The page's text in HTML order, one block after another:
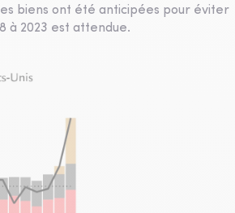
biens ont été anticipées pour éviter
à 2023 est attendue.